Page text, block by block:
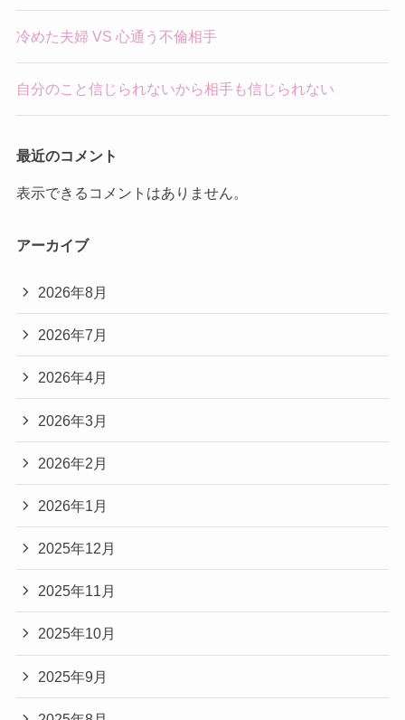
冷めた夫婦 VS 心通う不倫相手
自分のこと信じられないから相手も信じられない
最近のコメント
表示できるコメントはありません。
アーカイブ
2026年8月
2026年7月
2026年4月
2026年3月
2026年2月
2026年1月
2025年12月
2025年11月
2025年10月
2025年9月